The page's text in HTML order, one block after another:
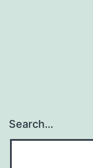
Search…